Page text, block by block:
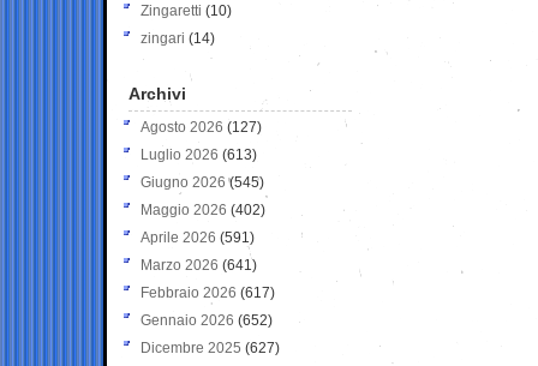
Zingaretti (10)
zingari (14)
Archivi
Agosto 2026 (127)
Luglio 2026 (613)
Giugno 2026 (545)
Maggio 2026 (402)
Aprile 2026 (591)
Marzo 2026 (641)
Febbraio 2026 (617)
Gennaio 2026 (652)
Dicembre 2025 (627)